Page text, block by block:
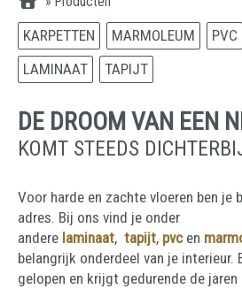
KARPETTEN MARMOLEUM PVC
LAMINAAT
TAPIJT
DE DROOM VAN EEN
KOMT STEEDS
Voor harde en zachte vloeren ben je
adres. Bij ons vind je onder
andere laminaat, tapijt, pvcen
belangrijk onderdeel van je
gelopen en krijgt gedurende de